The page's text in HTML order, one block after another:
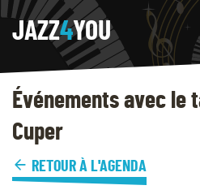
JAZZ4YOU
Événements avec le
Cuper
RETOUR À L'AGENDA